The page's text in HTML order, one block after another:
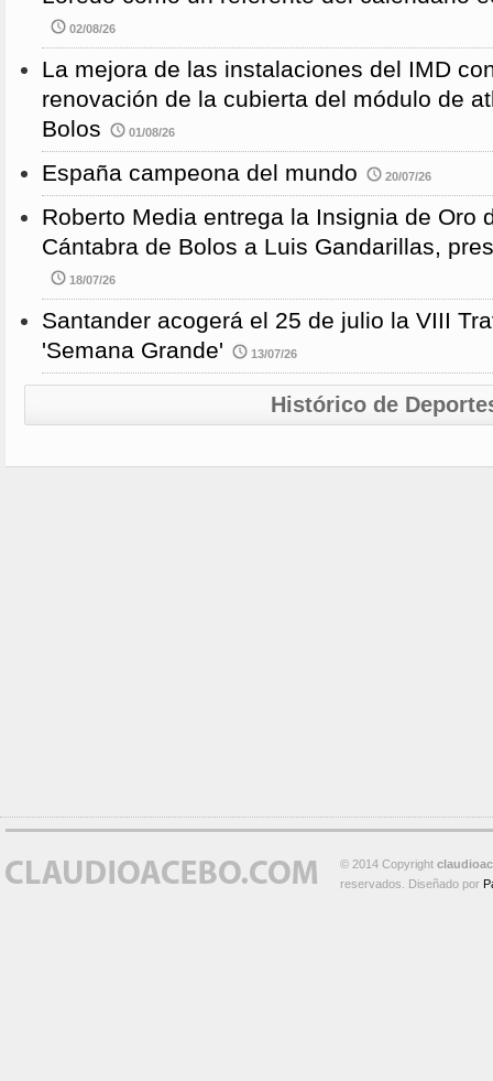
02/08/26
La mejora de las instalaciones del IMD
renovación de la cubierta del módulo de
Bolos
01/08/26
España campeona del mundo 20/07/26
Roberto Media entrega la Insignia de Oro
Cántabra de Bolos a Luis Gandarillas,
18/07/26
Santander acogerá el 25 de julio la VIII
'Semana Grande'
13/07/26
Histórico de
© 2014 Copyright
reservados. Diseñado por